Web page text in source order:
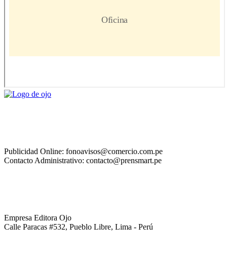
Publicidad Online: fonoavisos@comercio.com.pe
Contacto Administrativo: contacto@prensmart.pe
Empresa Editora Ojo
Calle Paracas #532, Pueblo Libre, Lima - Perú